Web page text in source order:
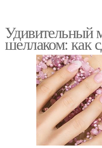
Удивительный
шеллаком: как